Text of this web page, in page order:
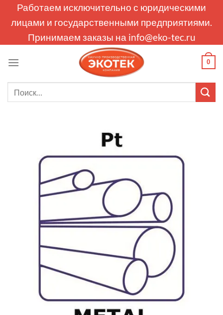
Работаем исключительно с юридическими
лицами и государственными предприятиями.
Принимаем заказы на info@eko-tec.ru
0